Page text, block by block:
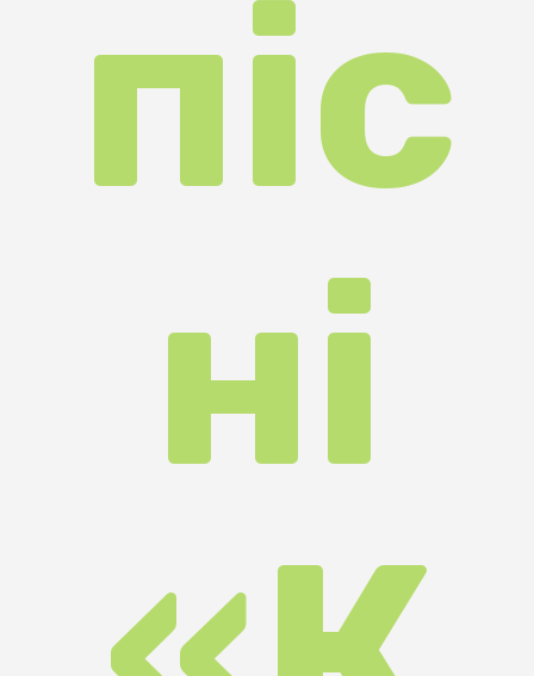
рас
не
пол